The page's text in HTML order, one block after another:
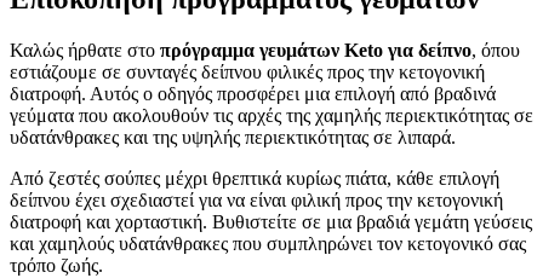
Καλώς ήρθατε στο πρόγραμμα γευμάτων Keto για δείπνο, όπου
εστιάζουμε σε συνταγές δείπνου φιλικές προς την κετογονική
διατροφή. Αυτός ο οδηγός προσφέρει μια επιλογή από βραδινά
γεύματα που ακολουθούν τις αρχές της χαμηλής περιεκτικότητας σε
υδατάνθρακες και της υψηλής περιεκτικότητας σε λιπαρά.
Από ζεστές σούπες μέχρι θρεπτικά κυρίως πιάτα, κάθε επιλογή
δείπνου έχει σχεδιαστεί για να είναι φιλική προς την κετογονική
διατροφή και χορταστική. Βυθιστείτε σε μια βραδιά γεμάτη γεύσεις
και χαμηλούς υδατάνθρακες που συμπληρώνει τον κετογονικό σας
τρόπο ζωής.